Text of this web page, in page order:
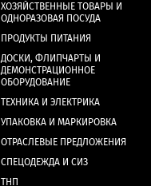
ХОЗЯЙСТВЕННЫЕ ТОВАРЫ И
ОДНОРАЗОВАЯ ПОСУДА
ПРОДУКТЫ ПИТАНИЯ
ДОСКИ, ФЛИПЧАРТЫ И
ДЕМОНСТРАЦИОННОЕ
ОБОРУДОВАНИЕ
ТЕХНИКА И ЭЛЕКТРИКА
УПАКОВКА И МАРКИРОВКА
ОТРАСЛЕВЫЕ ПРЕДЛОЖЕНИЯ
СПЕЦОДЕЖДА И СИЗ
ТНП